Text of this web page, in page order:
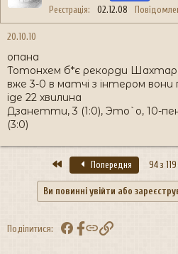
Реєстрація 02.12.08
20.10.10
опана
Тотонхем б*є рекорди
вже 3-0 в матчі з інтером
іде 22 хвилина
Дзанетти, 3 (1:0), Это`о, 10-
(3:0)
ПершийПопередня 94 з 119
Ви повинні увійти або
Поділитися: FacebookПосилання